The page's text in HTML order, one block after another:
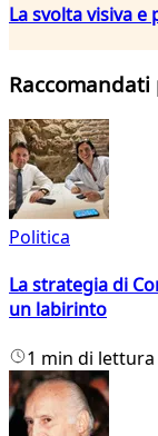
La svolta visiva e
Politica
La strategia di
un labirinto
1 min di lettura